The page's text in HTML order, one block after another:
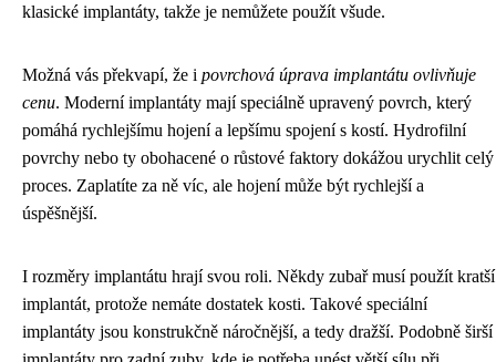
klasické implantáty, takže je nemůžete použít všude.
Možná vás překvapí, že i povrchová úprava implantátu ovlivňuje
cenu. Moderní implantáty mají speciálně upravený povrch, který
pomáhá rychlejšímu hojení a lepšímu spojení s kostí. Hydrofilní
povrchy nebo ty obohacené o růstové faktory dokážou urychlit celý
proces. Zaplatíte za ně víc, ale hojení může být rychlejší a
úspěšnější.
I rozměry implantátu hrají svou roli. Někdy zubař musí použít kratší
implantát, protože nemáte dostatek kosti. Takové speciální
implantáty jsou konstrukčně náročnější, a tedy dražší. Podobně širší